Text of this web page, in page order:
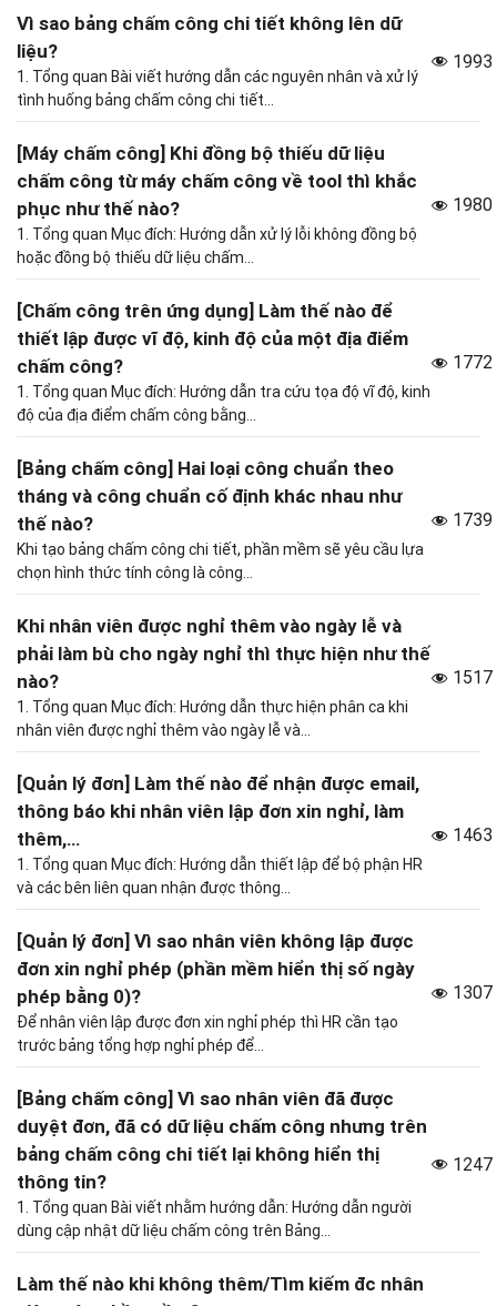
Vì sao bảng chấm công chi tiết không lên dữ
liệu?
1. Tổng quan Bài viết hướng dẫn các nguyên nhân và xử lý
tình huống bảng chấm công chi tiết...
1993
[Máy chấm công] Khi đồng bộ thiếu dữ liệu
chấm công từ máy chấm công về tool thì khắc
phục như thế nào?
1. Tổng quan Mục đích: Hướng dẫn xử lý lỗi không đồng bộ
hoặc đồng bộ thiếu dữ liệu chấm...
1980
[Chấm công trên ứng dụng] Làm thế nào để
thiết lập được vĩ độ, kinh độ của một địa điểm
chấm công?
1. Tổng quan Mục đích: Hướng dẫn tra cứu tọa độ vĩ độ, kinh
độ của địa điểm chấm công bằng...
1772
[Bảng chấm công] Hai loại công chuẩn theo
tháng và công chuẩn cố định khác nhau như
thế nào?
Khi tạo bảng chấm công chi tiết, phần mềm sẽ yêu cầu lựa
chọn hình thức tính công là công...
1739
Khi nhân viên được nghỉ thêm vào ngày lễ và
phải làm bù cho ngày nghỉ thì thực hiện như thế
nào?
1. Tổng quan Mục đích: Hướng dẫn thực hiện phân ca khi
nhân viên được nghỉ thêm vào ngày lễ và...
1517
[Quản lý đơn] Làm thế nào để nhận được email,
thông báo khi nhân viên lập đơn xin nghỉ, làm
thêm,…
1. Tổng quan Mục đích: Hướng dẫn thiết lập để bộ phận HR
và các bên liên quan nhận được thông...
1463
[Quản lý đơn] Vì sao nhân viên không lập được
đơn xin nghỉ phép (phần mềm hiển thị số ngày
phép bằng 0)?
Để nhân viên lập được đơn xin nghỉ phép thì HR cần tạo
trước bảng tổng hợp nghỉ phép để...
1307
[Bảng chấm công] Vì sao nhân viên đã được
duyệt đơn, đã có dữ liệu chấm công nhưng trên
bảng chấm công chi tiết lại không hiển thị
thông tin?
1. Tổng quan Bài viết nhằm hướng dẫn: Hướng dẫn người
dùng cập nhật dữ liệu chấm công trên Bảng...
1247
Làm thế nào khi không thêm/Tìm kiếm đc nhân